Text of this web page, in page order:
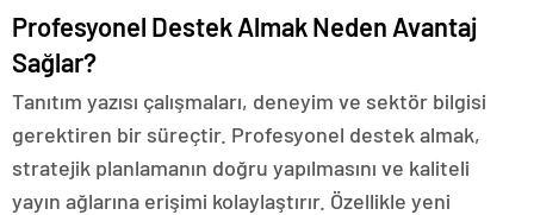
Profesyonel Destek Almak Neden Avantaj
Sağlar?
Tanıtım yazısı çalışmaları, deneyim ve sektör bilgisi
gerektiren bir süreçtir. Profesyonel destek almak,
stratejik planlamanın doğru yapılmasını ve kaliteli
yayın ağlarına erişimi kolaylaştırır. Özellikle yeni